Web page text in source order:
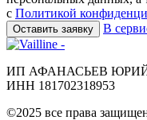
с Политикой
Оставить заявку В
ИП АФАНАСЬЕВ
ИНН 181702318953
©2025 все права